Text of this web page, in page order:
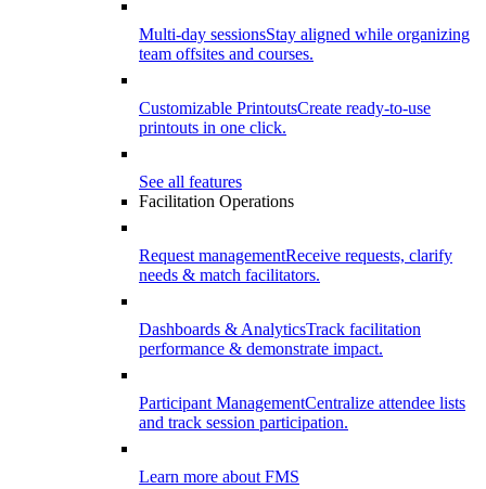
Multi-day sessionsStay aligned while organizing
team offsites and courses.
Customizable PrintoutsCreate ready-to-use
printouts in one click.
See all features
Facilitation Operations
Request managementReceive requests, clarify
needs & match facilitators.
Dashboards & AnalyticsTrack facilitation
performance & demonstrate impact.
Participant ManagementCentralize attendee lists
and track session participation.
Learn more about FMS